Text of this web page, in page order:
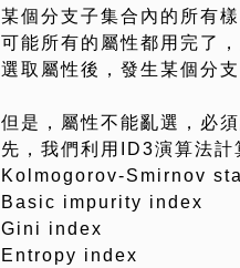
某個分支子集合內的所有
可能所有的屬性都用完了
選取屬性後，發生某個分
但是，屬性不能亂選，必
先，我們利用ID3演算法
Kolmogorov-Smirnov
Basic impurity index
Gini index
Entropy index